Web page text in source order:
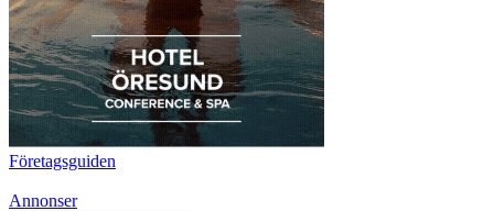
Företagsguiden
Annonser